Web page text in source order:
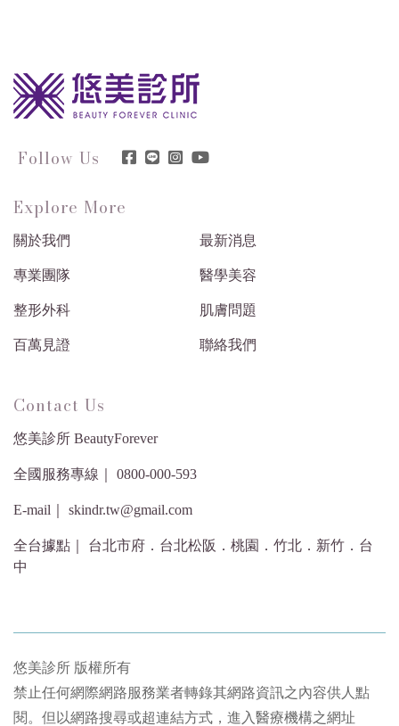
Follow Us
Explore More
關於我們 最新消息
專業團隊 醫學美容
整形外科 肌膚問題
百萬見證 聯絡我們
Contact Us
悠美診所 BeautyForever
全國服務專線｜ 0800-000-593
E-mail｜ skindr.tw@gmail.com
全台據點｜ 台北市府．台北松阪．桃園．竹北．新竹．台
中
悠美診所 版權所有
禁止任何網際網路服務業者轉錄其網路資訊之內容供人點
閱。但以網路搜尋或超連結方式，進入醫療機構之網址